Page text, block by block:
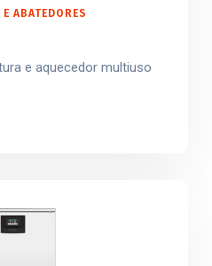
ABATEDORES
e aquecedor multiuso